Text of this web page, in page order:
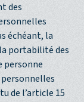
des
échéant, la
portabilité des
personne
de l’article 15